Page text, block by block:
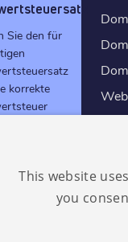
Sie den für
korrekte
KI
This website
you